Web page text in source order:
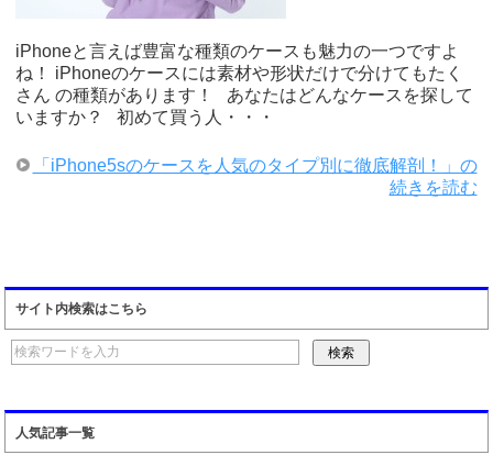
iPhoneと言えば豊富な種類のケースも魅力の一つですよ
ね！ iPhoneのケースには素材や形状だけで分けてもたく
さん の種類があります！ あなたはどんなケースを探して
いますか？ 初めて買う人・・・
「iPhone5sのケースを人気のタイプ別に徹底解剖！」の
続きを読む
サイト内検索はこちら
人気記事一覧